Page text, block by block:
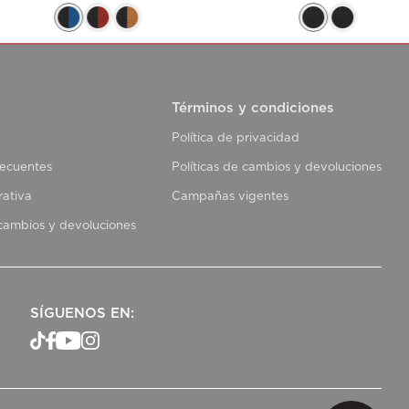
y devoluciones
Términos y condiciones
Política de privacidad
Políticas de cambios y devoluciones
Campañas vigentes
SÍGUENOS EN: